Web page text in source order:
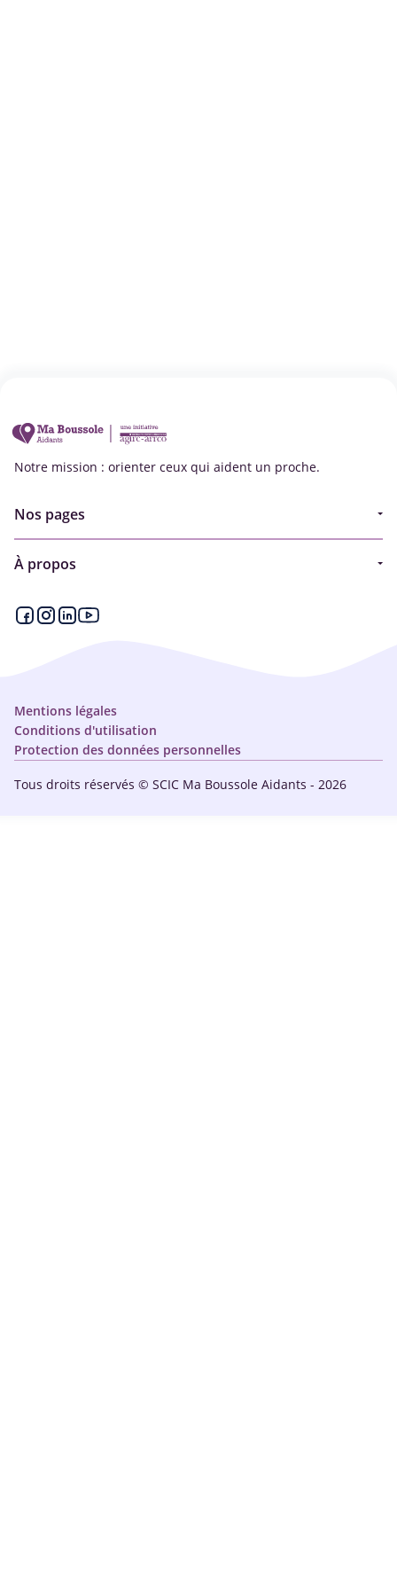
Notre mission : orienter ceux qui aident un proche.
Nos pages
Aides financières et congés
À propos
Qui sommes-nous ?
Tous droits réservés © SCIC Ma Boussole Aidants - 2026
Mentions légales
Conditions d'utilisation
Protection des données personnelles